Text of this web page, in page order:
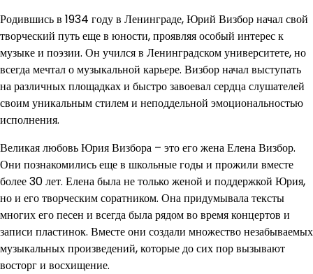
Родившись в 1934 году в Ленинграде, Юрий Визбор начал свой
творческий путь еще в юности, проявляя особый интерес к
музыке и поэзии. Он учился в Ленинградском университете, но
всегда мечтал о музыкальной карьере. Визбор начал выступать
на различных площадках и быстро завоевал сердца слушателей
своим уникальным стилем и неподдельной эмоциональностью
исполнения.
Великая любовь Юрия Визбора – это его жена Елена Визбор.
Они познакомились еще в школьные годы и прожили вместе
более 30 лет. Елена была не только женой и поддержкой Юрия,
но и его творческим соратником. Она придумывала тексты
многих его песен и всегда была рядом во время концертов и
записи пластинок. Вместе они создали множество незабываемых
музыкальных произведений, которые до сих пор вызывают
восторг и восхищение.